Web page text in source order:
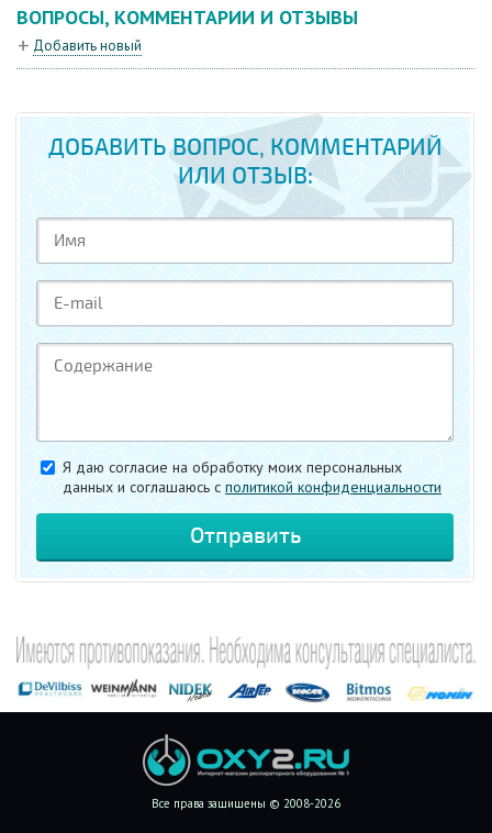
ВОПРОСЫ, КОММЕНТАРИИ И ОТЗЫВЫ
Добавить новый
ДОБАВИТЬ ВОПРОС, КОММЕНТАРИЙ
ИЛИ ОТЗЫВ:
Я даю согласие на обработку моих персональных
данных и соглашаюсь c политикой конфиденциальности
Все права защищены © 2008-2026